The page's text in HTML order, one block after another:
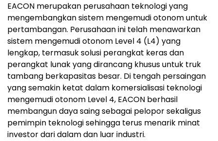
EACON merupakan perusahaan teknologi yang
mengembangkan sistem mengemudi otonom untuk
pertambangan. Perusahaan ini telah menawarkan
sistem mengemudi otonom Level 4 (L4) yang
lengkap, termasuk solusi perangkat keras dan
perangkat lunak yang dirancang khusus untuk truk
tambang berkapasitas besar. Di tengah persaingan
yang semakin ketat dalam komersialisasi teknologi
mengemudi otonom Level 4, EACON berhasil
membangun daya saing sebagai pelopor sekaligus
pemimpin teknologi sehingga terus menarik minat
investor dari dalam dan luar industri.